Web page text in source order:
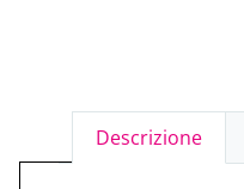
Descrizione